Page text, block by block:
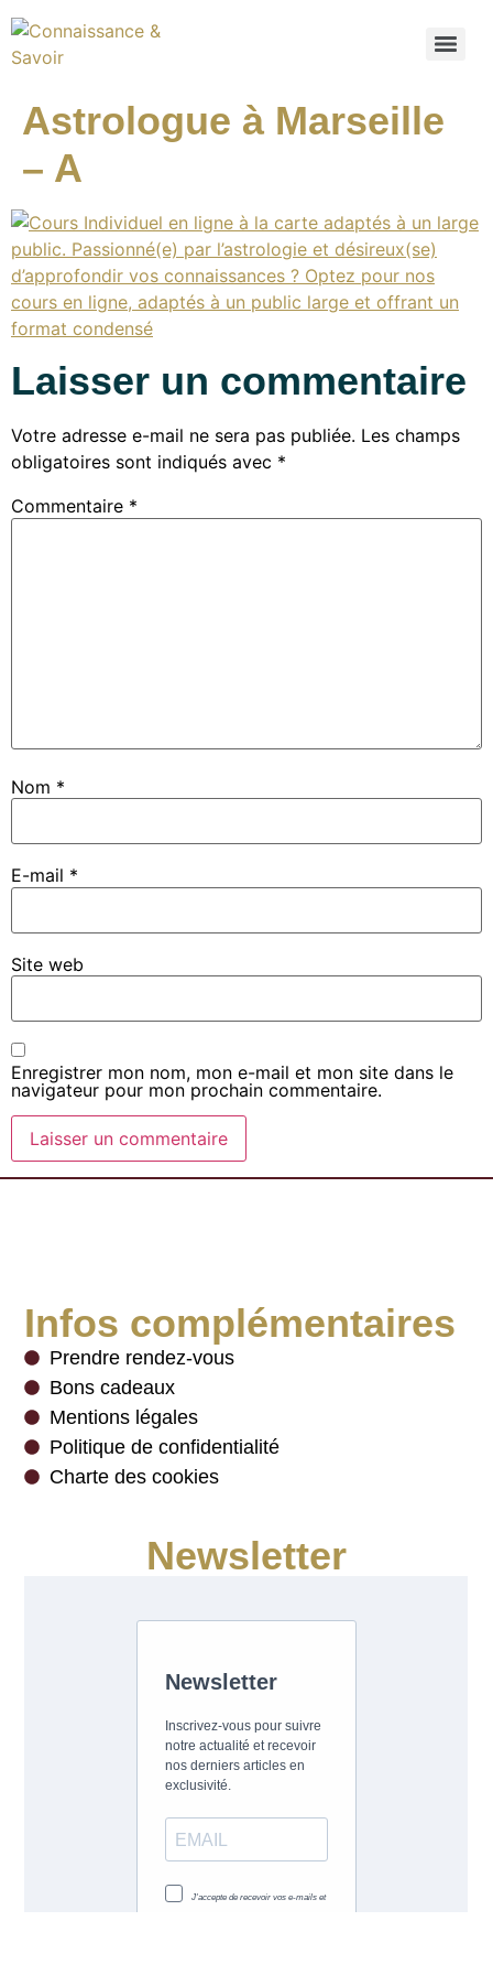
Astrologue à Marseille
– A
Laisser un commentaire
Votre adresse e-mail ne sera pas publiée. Les champs
obligatoires sont indiqués avec *
Commentaire *
Nom *
E-mail *
Site web
Enregistrer mon nom, mon e-mail et mon site dans le
navigateur pour mon prochain commentaire.
Infos complémentaires
Prendre rendez-vous
Bons cadeaux
Mentions légales
Politique de confidentialité
Charte des cookies
Newsletter